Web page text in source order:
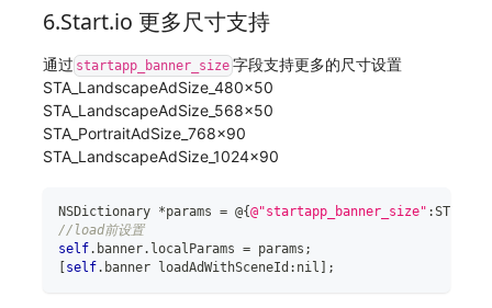
6.Start.io 更多尺寸支持
通过 startapp_banner_size 字段支持更多的尺寸设置
STA_LandscapeAdSize_480x50
STA_LandscapeAdSize_568x50
STA_PortraitAdSize_768x90
STA_LandscapeAdSize_1024x90
NSDictionary *params = @{@"startapp_banner_size" :
//load前设置
self. banner. localParams = params ;
[self. banner loadAdWithSceneId : nil ] ;